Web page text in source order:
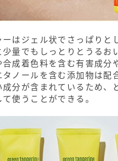
ーはジェル状でさっぱりと
少量でもしっとりとうるお
合成着色料を含む有害成分
タノールを含む添加物は配
成分が含まれているため、
使うことができる。